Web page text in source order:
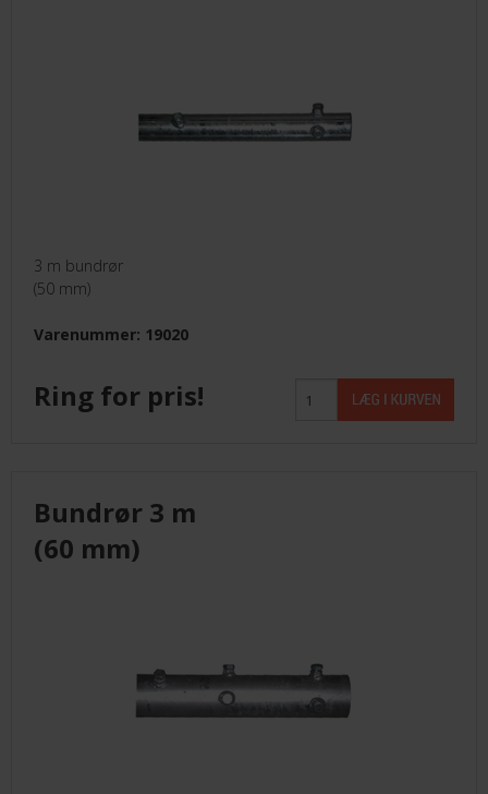
KONTAKT
NYHEDER
ANMOD OM ADGANG
3 m bundrør
(50 mm)
Varenummer: 19020
Ring for pris!
Bundrør 3 m
(60 mm)